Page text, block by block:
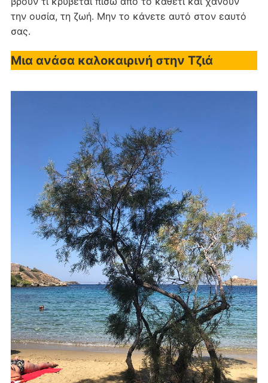
την ουσία, τη ζωή. Μην το κάνετε αυτό στον εαυτό
σας.
Μια ανάσα καλοκαιρινή στην Τζιά